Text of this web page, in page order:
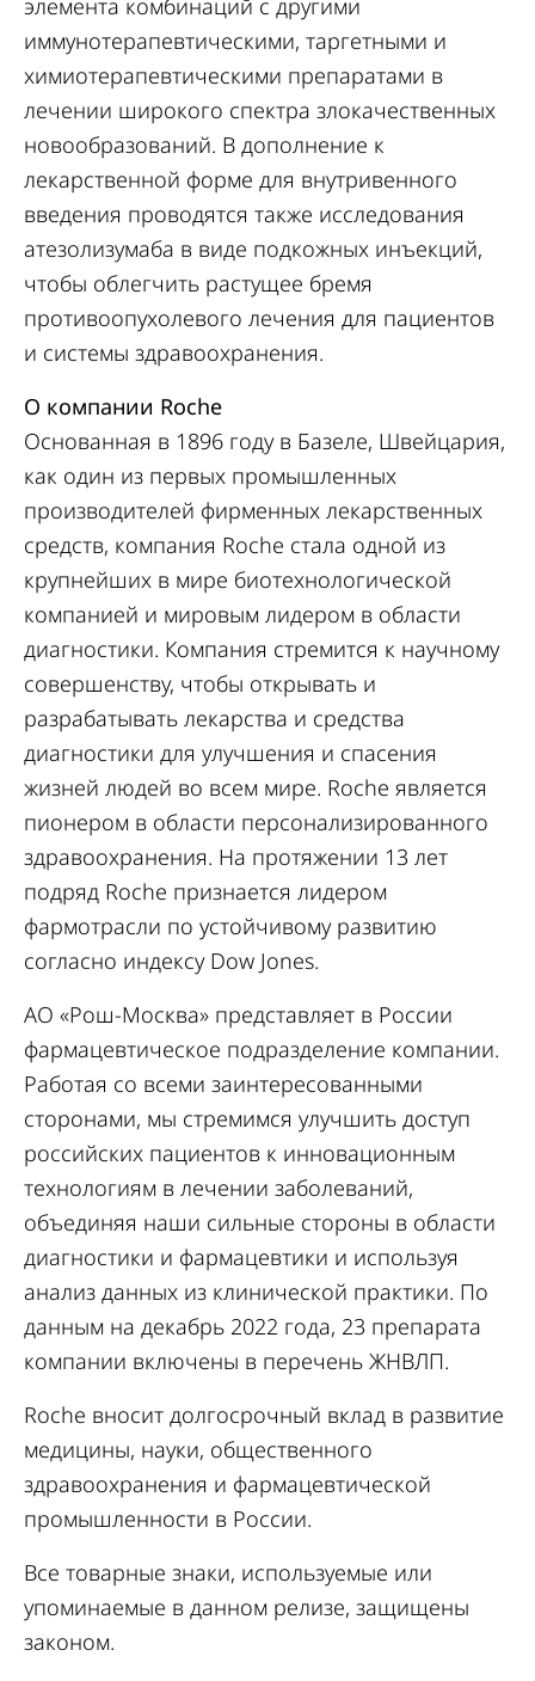
элемента комбинаций с другими
иммунотерапевтическими, таргетными и
химиотерапевтическими препаратами в
лечении широкого спектра злокачественных
новообразований. В дополнение к
лекарственной форме для внутривенного
введения проводятся также исследования
атезолизумаба в виде подкожных инъекций,
чтобы облегчить растущее бремя
противоопухолевого лечения для пациентов
и системы здравоохранения.
О компании Roche
Основанная в 1896 году в Базеле, Швейцария,
как один из первых промышленных
производителей фирменных лекарственных
средств, компания Roche стала одной из
крупнейших в мире биотехнологической
компанией и мировым лидером в области
диагностики. Компания стремится к научному
совершенству, чтобы открывать и
разрабатывать лекарства и средства
диагностики для улучшения и спасения
жизней людей во всем мире. Roche является
пионером в области персонализированного
здравоохранения. На протяжении 13 лет
подряд Roche признается лидером
фармотрасли по устойчивому развитию
согласно индексу Dow Jones.
АО «Рош-Москва» представляет в России
фармацевтическое подразделение компании.
Работая со всеми заинтересованными
сторонами, мы стремимся улучшить доступ
российских пациентов к инновационным
технологиям в лечении заболеваний,
объединяя наши сильные стороны в области
диагностики и фармацевтики и используя
анализ данных из клинической практики. По
данным на декабрь 2022 года, 23 препарата
компании включены в перечень ЖНВЛП.
Roche вносит долгосрочный вклад в развитие
медицины, науки, общественного
здравоохранения и фармацевтической
промышленности в России.
Все товарные знаки, используемые или
упоминаемые в данном релизе, защищены
законом.